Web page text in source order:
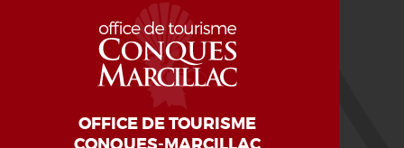
OFFICE DE TOURISME